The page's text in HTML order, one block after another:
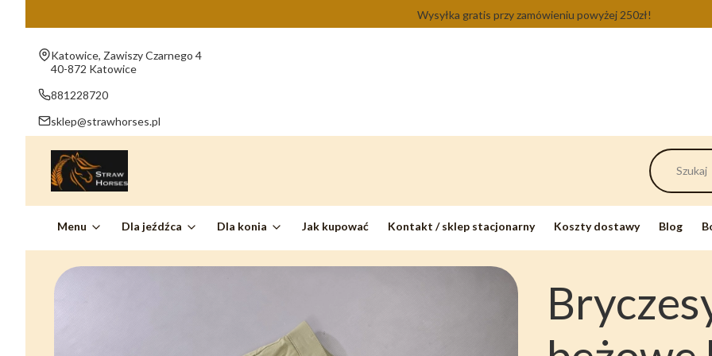
Wysyłka gratis przy zamówieniu powyżej 250zł!
Adres:
Katowice, Zawiszy Czarnego 4
40-872 Katowice
881228720
sklep@strawhorses.pl
Menu Dla jeźdźca Dla konia Jak kupować Kontakt / sklep stacjonarny Koszty dostawy Blog